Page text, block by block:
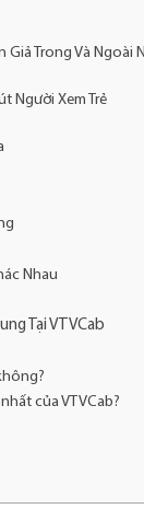
Giả Trong Và Ngoài
Người Xem Trẻ
Nhau
Tại VTVCab
của VTVCab?